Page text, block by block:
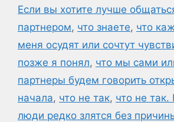
Если вы хотите лучше
партнером, что знаете, что
меня осудят или сочтут
позже я понял, что мы сами
партнеры будем говорить
начала, что не так, что не так.
люди редко злятся без